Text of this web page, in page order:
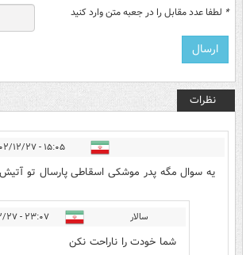
* لطفا عدد مقابل را در جعبه متن وارد کنید
نظرات
۱۵:۰۵ - ۱۴۰۲/۱۲/۲۷
یه سوال مگه پدر موشکی اسقاطی پارسال تو
سالار ۲۳:۰۷ - ۱۴۰۲/۱۲/۲۷
شما خودت را ناراحت نکن